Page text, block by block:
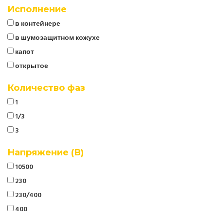
Исполнение
в контейнере
в шумозащитном кожухе
капот
открытое
Количество фаз
1
1/3
3
Напряжение (В)
10500
230
230/400
400